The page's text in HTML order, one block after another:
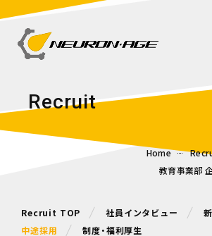
Recruit
Home
教育事業部
Recruit TOP 社員インタビュー
中途採用
制度・福利厚生